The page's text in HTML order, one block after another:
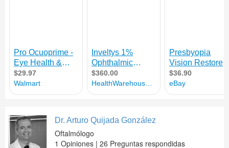
Dr. Arturo Quijada González
Oftalmólogo
1 Opiniones | 26 Preguntas respondidas